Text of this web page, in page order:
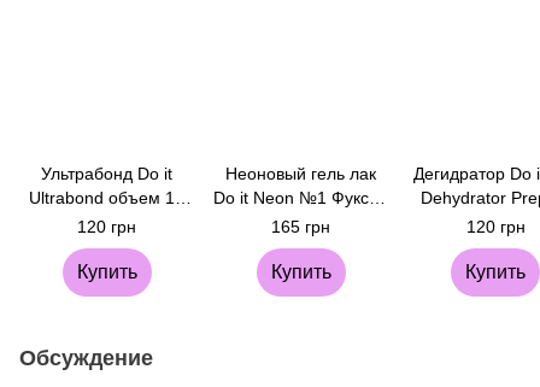
Ультрабонд Do it
Ultrabond объем 10
мл
120 грн
Купить
Неоновый гель лак
Do it Neon №1 Фуксия
10 мл
165 грн
Купить
Дегидратор Do
Dehydrator
мл
120 грн
Купить
Обсуждение